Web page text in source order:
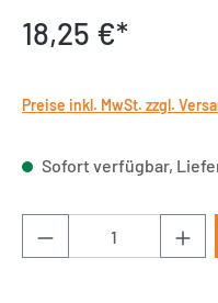
18,25 €*
Preise inkl. MwSt. zzgl.
Sofort verfügbar,
Produkt